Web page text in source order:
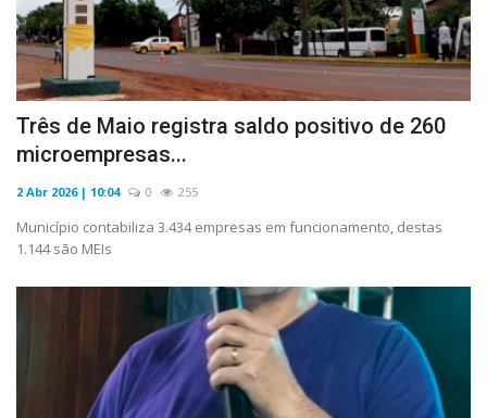
Três de Maio registra saldo positivo de 260
microempresas...
2 Abr 2026 | 10:04 0 255
Município contabiliza 3.434 empresas em funcionamento, destas
1.144 são MEIs